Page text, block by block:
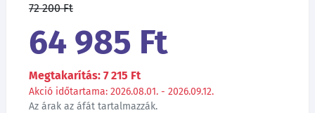
72 200 Ft
64 985 Ft
Megtakarítás: 7 215 Ft
Akció időtartama: 2026.08.01. - 2026.09.12.
Az árak az áfát tartalmazzák.